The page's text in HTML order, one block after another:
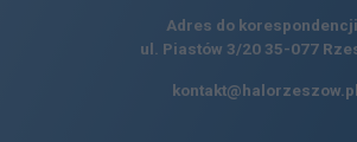
Adres do
ul. Piastów 3/20 35-077
kontakt@halorzeszow.pl